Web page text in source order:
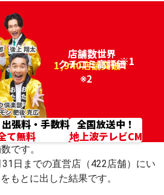
店舗数世界
1,940店舗突破！
※1
クチコミ高評価
96.2%
※2
張料・手数料
て無料
全国放送中！
地上波テレビCM
です。
日までの直営店（422店舗）にい
とに出した結果です。